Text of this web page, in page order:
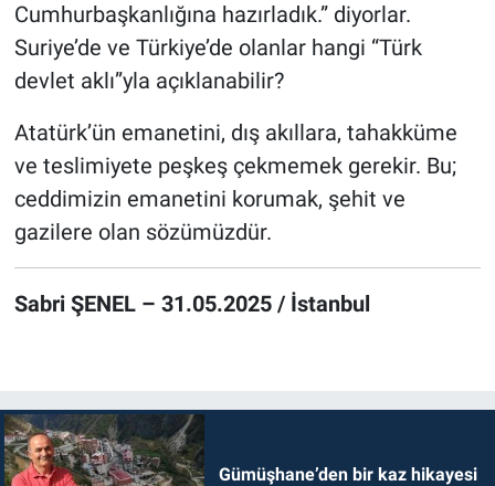
Cumhurbaşkanlığına hazırladık.” diyorlar.
Suriye’de ve Türkiye’de olanlar hangi “Türk
devlet aklı”yla açıklanabilir?
Atatürk’ün emanetini, dış akıllara, tahakküme
ve teslimiyete peşkeş çekmemek gerekir. Bu;
ceddimizin emanetini korumak, şehit ve
gazilere olan sözümüzdür.
Sabri ŞENEL – 31.05.2025 / İstanbul
Gümüşhane’den bir kaz hikayesi